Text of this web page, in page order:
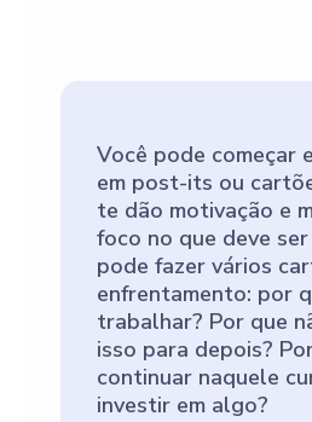
Você pode começar
em post-its ou
te dão motivação e
foco no que deve
pode fazer vários
enfrentamento: por
trabalhar? Por que
isso para depois?
continuar naquele
investir em algo?